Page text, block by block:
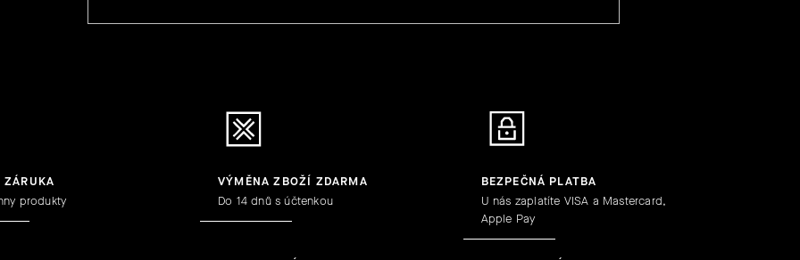
ZÁRUKA
produkty
VÝMĚNA ZBOŽÍ ZDARMA
Do 14 dnů s účtenkou
BEZPEČNÁ PLATBA
U nás zaplatíte VISA a Mastercard,
Apple Pay